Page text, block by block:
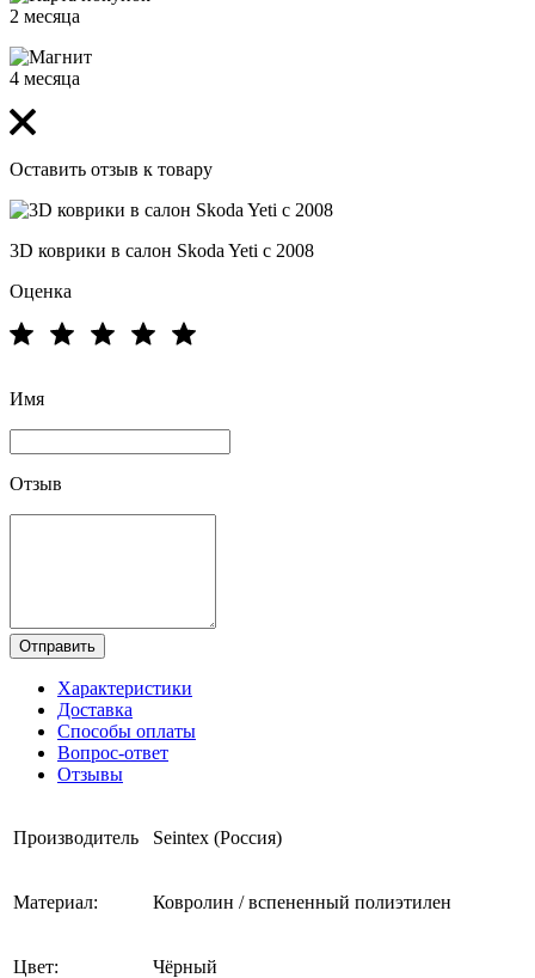
2 месяца
4 месяца
Оставить отзыв к товару
3D коврики в салон Skoda Yeti с 2008
Оценка
Имя
Отзыв
Отправить
Характеристики
Доставка
Способы оплаты
Вопрос-ответ
Отзывы
Производитель Seintex (Россия)
Материал: Ковролин / вспененный полиэтилен
Цвет: Чёрный